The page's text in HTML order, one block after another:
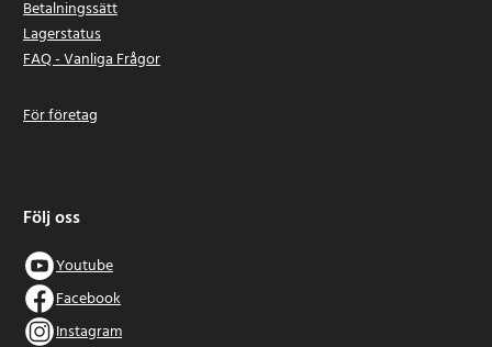
Betalningssätt
Lagerstatus
FAQ - Vanliga Frågor
För företag
Följ oss
Youtube
Facebook
Instagram